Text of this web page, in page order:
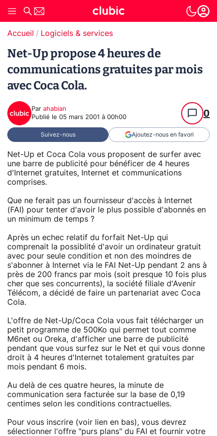
Accueil Logiciels & services
Net-Up propose 4 heures de
communications gratuites par mois
avec Coca Cola.
Par ahabian
Publié le 05 mars 2001 à 00h00 0
Suivez-nous Ajoutez-nous en favori
Net-Up et Coca Cola vous proposent de surfer avec
une barre de publicité pour bénéficer de 4 heures
d'Internet gratuites, Internet et communications
comprises.
Que ne ferait pas un fournisseur d'accès à Internet
(FAI) pour tenter d'avoir le plus possible d'abonnés en
un minimum de temps ?
Après un echec relatif du forfait Net-Up qui
comprenait la possiblité d'avoir un ordinateur gratuit
avec pour seule condition et non des moindres de
s'abonner à Internet via le FAI Net-Up pendant 2 ans à
près de 200 francs par mois (soit presque 10 fois plus
cher que ses concurrents), la société filiale d'Avenir
Télécom, a décidé de faire un partenariat avec Coca
Cola.
L'offre de Net-Up/Coca Cola vous fait télécharger un
petit programme de 500Ko qui permet tout comme
M6net ou Oreka, d'afficher une barre de publicité
pendant que vous surfez sur le Net et qui vous donne
droit à 4 heures d'Internet totalement gratuites par
mois pendant 6 mois.
Au delà de ces quatre heures, la minute de
communication sera facturée sur la base de 0,19
centimes selon les conditions contractuelles.
Pour vous inscrire (voir lien en bas), vous devrez
sélectionner l'offre "purs plans" du FAI et fournir votre